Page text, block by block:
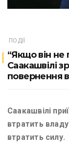
ПОДІЇ
“Якщо він не
Саакашвілі
повернення
Саакашвілі
втратить
втратить силу.